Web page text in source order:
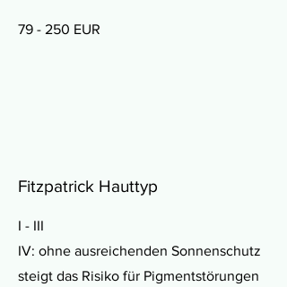
79 - 250 EUR
Fitzpatrick Hauttyp
I - III
IV: ohne ausreichenden Sonnenschutz
steigt das Risiko für Pigmentstörungen